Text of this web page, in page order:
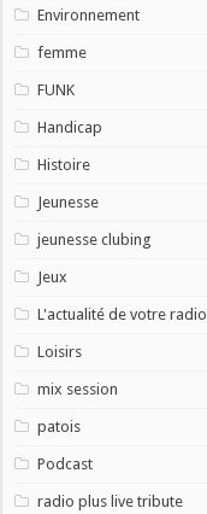
Environnement
femme
FUNK
Handicap
Histoire
Jeunesse
jeunesse clubing
Jeux
L'actualité de votre radio
Loisirs
mix session
patois
Podcast
radio plus live tribute